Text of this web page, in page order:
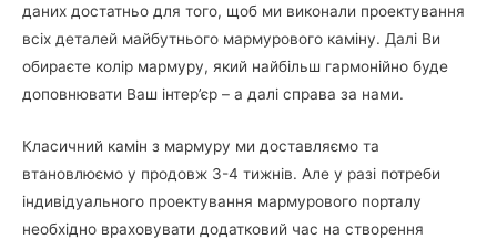
даних достатньо для того, щоб ми виконали проектування
всіх деталей майбутнього мармурового каміну. Далі Ви
обираєте колір мармуру, який найбільш гармонійно буде
доповнювати Ваш інтер’єр – а далі справа за нами.
Класичний камін з мармуру ми доставляємо та
втановлюємо у продовж 3-4 тижнів. Але у разі потреби
індивідуального проектування мармурового порталу
необхідно враховувати додатковий час на створення